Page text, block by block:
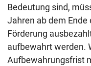
Bedeutung sind,
Jahren ab dem Ende
Förderung
aufbewahrt werden.
Aufbewahrungsfrist